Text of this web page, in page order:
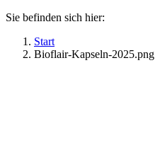
Sie befinden sich hier:
Start
Bioflair-Kapseln-2025.png